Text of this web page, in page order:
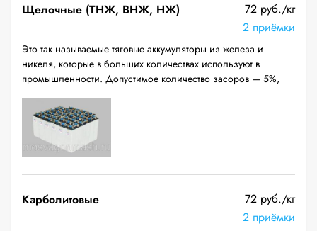
Щелочные (ТНЖ, ВНЖ, НЖ)
72 руб./кг
2 приёмки
Это так называемые тяговые аккумуляторы из железа и
никеля, которые в больших количествах используют в
промышленности. Допустимое количество засоров — 5%,
Карболитовые
72 руб./кг
2 приёмки